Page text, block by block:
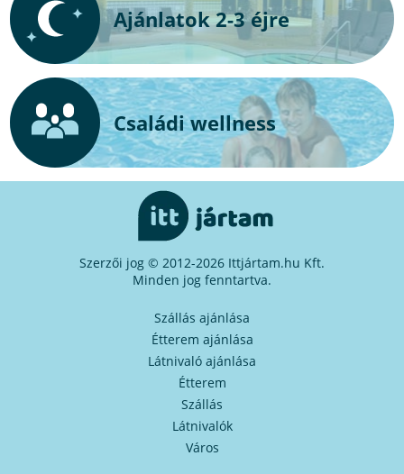
Ajánlatok 2-3 éjre
Családi wellness
Szerzői jog © 2012-2026 Ittjártam.hu Kft.
Minden jog fenntartva.
Szállás ajánlása
Étterem ajánlása
Látnivaló ajánlása
Étterem
Szállás
Látnivalók
Város